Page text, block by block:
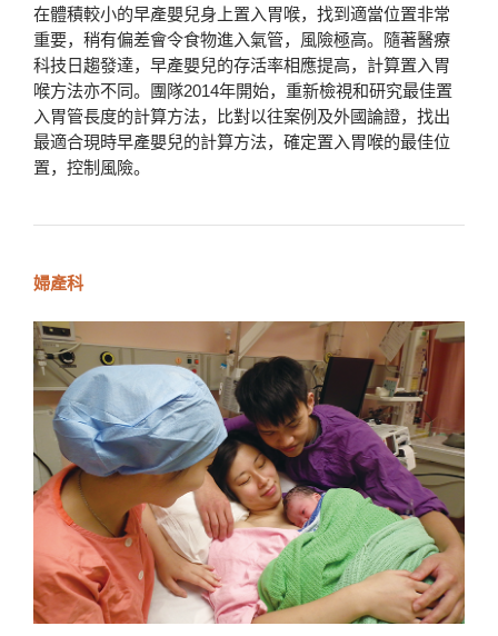
在體積較小的早產嬰兒身上置入胃喉，找到適當位置非常
重要，稍有偏差會令食物進入氣管，風險極高。隨著醫療
科技日趨發達，早產嬰兒的存活率相應提高，計算置入胃
喉方法亦不同。團隊2014年開始，重新檢視和研究最佳置
入胃管長度的計算方法，比對以往案例及外國論證，找出
最適合現時早產嬰兒的計算方法，確定置入胃喉的最佳位
置，控制風險。
婦產科